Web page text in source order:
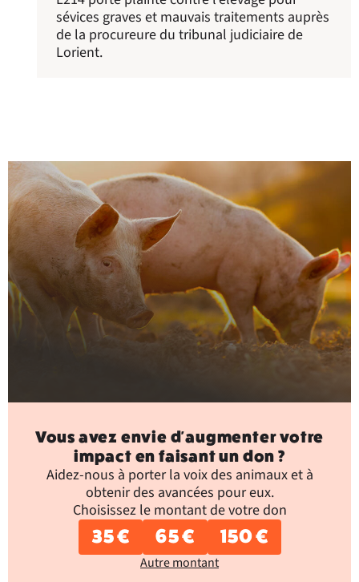
sévices graves et mauvais traitements auprès
de la procureure du tribunal judiciaire de
Lorient.
Vous avez envie d'augmenter votre
impact en faisant un don ?
Aidez-nous à porter la voix des animaux et à
obtenir des avancées pour eux.
Choisissez le montant de votre don
35 € 65 € 150 €
Autre montant